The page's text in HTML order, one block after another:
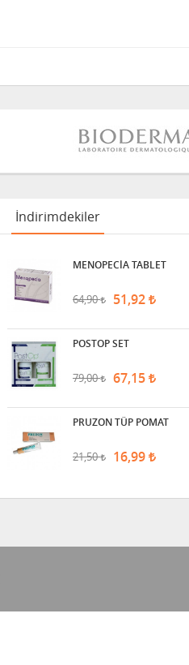
İndirimdekiler
MENOPECİA TABLET
64,90 51,92
POSTOP SET
79,00 67,15
PRUZON TÜP POMAT
21,50 16,99